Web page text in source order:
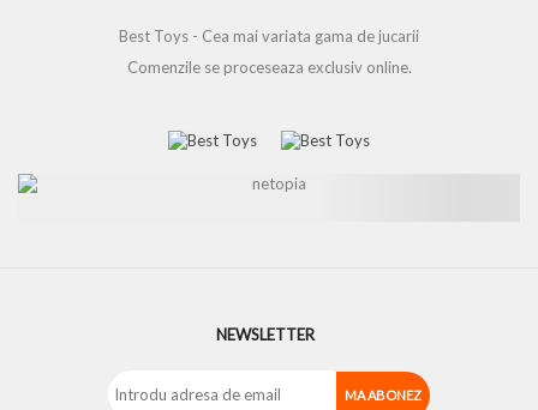
Best Toys - Cea mai variata gama de jucarii
Comenzile se proceseaza exclusiv online.
NEWSLETTER